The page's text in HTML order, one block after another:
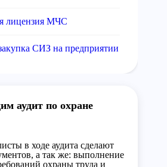
лицензия МЧС
СИЗ на предприятии
аудит по охране
в ходе аудита сделают
а так же: выполнение
охраны труда и